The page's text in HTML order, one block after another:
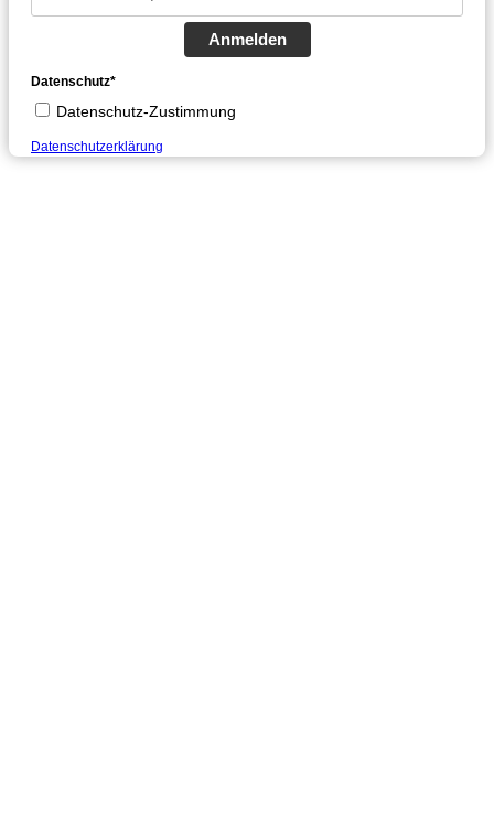
Anmelden
Datenschutz*
Datenschutz-Zustimmung
Datenschutzerklärung